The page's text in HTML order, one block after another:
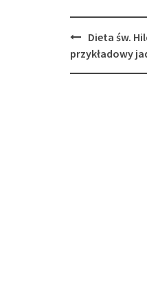
Post
navigation
Dieta św.
przykładowy